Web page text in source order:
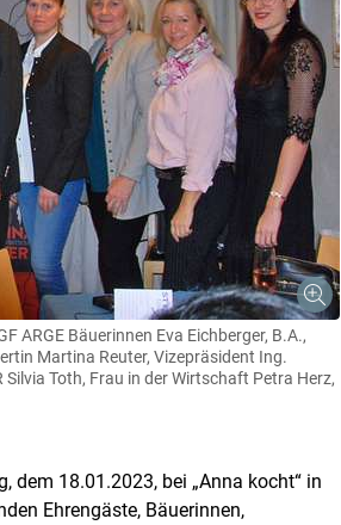
ARGE Bäuerinnen Eva Eichberger, B.A.,
Martina Reuter, Vizepräsident Ing.
Toth, Frau in der Wirtschaft Petra Herz,
dem 18.01.2023, bei „Anna kocht“ in
Ehrengäste, Bäuerinnen,